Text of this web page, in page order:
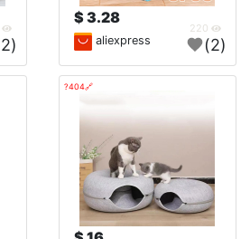
3.28 $
aliexpress (2)
(2)
🔗404?